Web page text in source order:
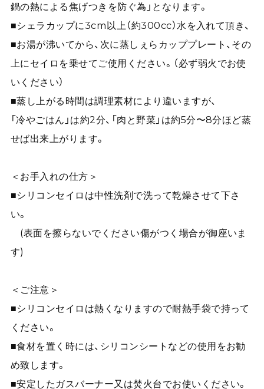
鍋の熱による焦げつきを防ぐ為」となります。
■シェラカップに3cm以上（約300cc）水を入れて頂き、
■お湯が沸いてから、次に蒸しぇらカッププレート、その
上にセイロを乗せてご使用ください。（必ず弱火でお使
いください）
■蒸し上がる時間は調理素材により違いますが、
「冷やごはん」は約2分、「肉と野菜」は約5分〜8分ほど蒸
せば出来上がります。
＜お手入れの仕方＞
■シリコンセイロは中性洗剤で洗って乾燥させて下さ
い。
(表面を擦らないでください傷がつく場合が御座いま
す)
＜ご注意＞
■シリコンセイロは熱くなりますので耐熱手袋で持って
ください。
■食材を置く時には、シリコンシートなどの使用をお勧
め致します。
■安定したガスバーナー又は焚火台でお使いください。